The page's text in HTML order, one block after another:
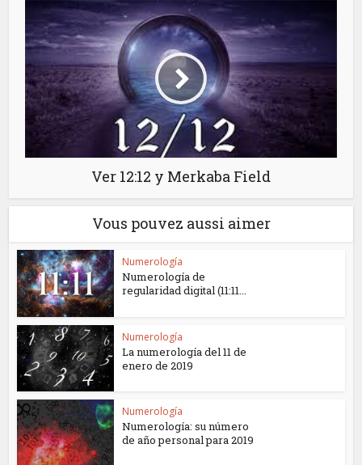
Ver 12:12 y Merkaba Field
Vous pouvez aussi aimer
Numerología
Numerología de
regularidad digital (11:11...
Numerología
La numerología del 11 de
enero de 2019
Numerología
Numerología: su número
de año personal para 2019